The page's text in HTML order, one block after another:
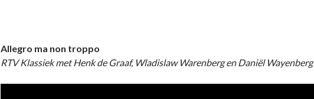
Allegro ma non troppo
RTV Klassiek met Henk de Graaf, Wladislaw Warenberg en Daniël Wayenberg